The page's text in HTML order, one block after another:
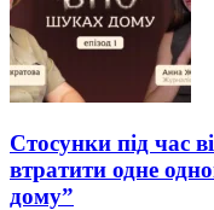
Стосунки під час
втратити одне
дому”